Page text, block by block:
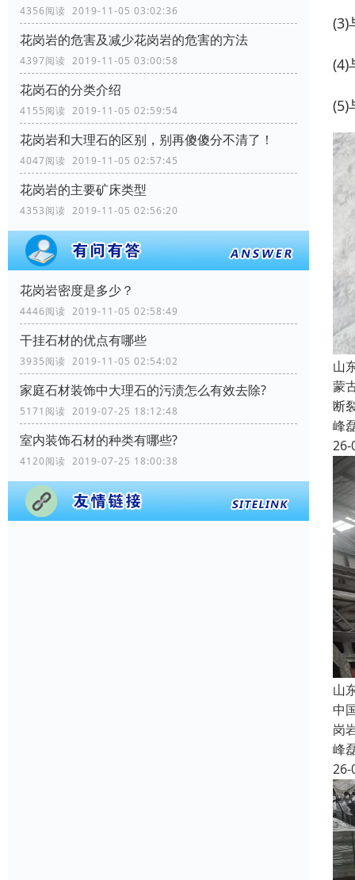
4356阅读 2019-11-05 03:02:36
花岗岩的危害及减少花岗岩的危害的方法
4397阅读 2019-11-05 03:00:58
花岗石的分类介绍
4155阅读 2019-11-05 02:59:54
花岗岩和大理石的区别，别再傻傻分不清了！
4047阅读 2019-11-05 02:57:45
花岗岩的主要矿床类型
4353阅读 2019-11-05 02:56:20
花岗岩密度是多少？
4446阅读 2019-11-05 02:58:49
干挂石材的优点有哪些
3935阅读 2019-11-05 02:54:02
家庭石材装饰中大理石的污渍怎么有效去除?
5171阅读 2019-07-25 18:12:48
室内装饰石材的种类有哪些?
4120阅读 2019-07-25 18:00:38
(3)
(4)
(5)
山
蒙
断
峰
26-
山
中
岗
峰
26-